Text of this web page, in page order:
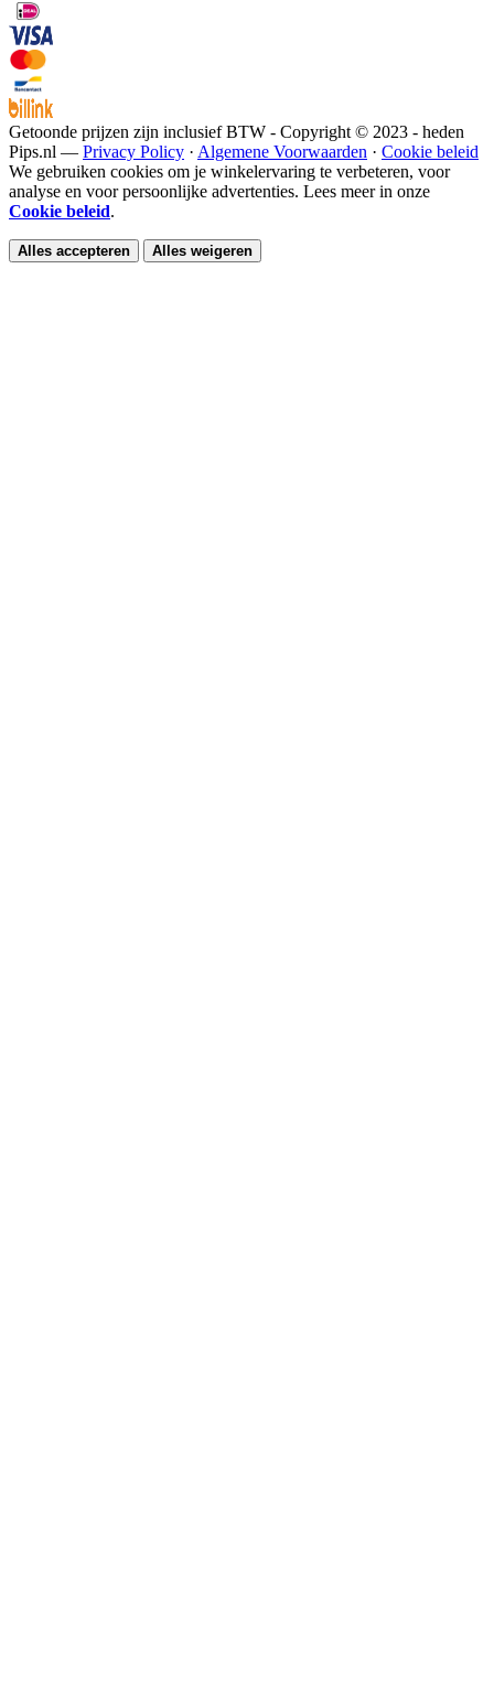
Getoonde prijzen zijn inclusief BTW - Copyright © 2023 - heden
Pips.nl — Privacy Policy · Algemene Voorwaarden · Cookie beleid
We gebruiken cookies om je winkelervaring te verbeteren, voor
analyse en voor persoonlijke advertenties. Lees meer in onze
Cookie beleid.
Alles accepteren Alles weigeren